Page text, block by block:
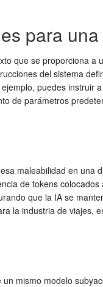
para una
que se proporciona
del sistema
puedes instruir
de parámetros
maleabilidad en una
de tokens
que la IA se
la industria de viajes,
un mismo modelo